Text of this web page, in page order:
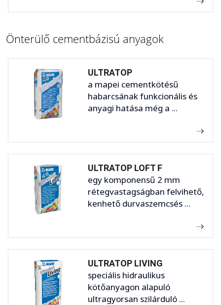
Önterülő cementbázisú anyagok
ULTRATOP
a mapei cementkötésű
habarcsának funkcionális és
anyagi hatása még a ...
ULTRATOP LOFT F
egy komponensű 2 mm
rétegvastagságban felvihető,
kenhető durvaszemcsés ...
ULTRATOP LIVING
speciális hidraulikus
kötőanyagon alapuló
ultragyorsan szilárduló ...